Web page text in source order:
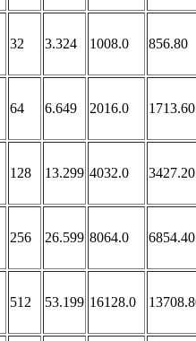
32 3.324 1008.0 856.80
64 6.649 2016.0 1713.60
128 13.299 4032.0 3427.20
256 26.599 8064.0 6854.40
512 53.199 16128.0